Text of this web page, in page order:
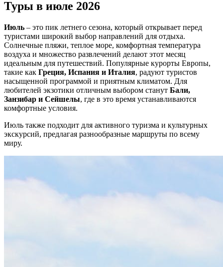
Туры в июле 2026
Июль – это пик летнего сезона, который открывает перед
туристами широкий выбор направлений для отдыха.
Солнечные пляжи, теплое море, комфортная температура
воздуха и множество развлечений делают этот месяц
идеальным для путешествий. Популярные курорты Европы,
такие как Греция, Испания и Италия, радуют туристов
насыщенной программой и приятным климатом. Для
любителей экзотики отличным выбором станут Бали,
Занзибар и Сейшелы, где в это время устанавливаются
комфортные условия.
Июль также подходит для активного туризма и культурных
экскурсий, предлагая разнообразные маршруты по всему
миру.